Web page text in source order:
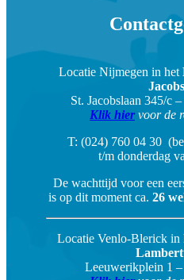
Locatie Nijmegen in het
St. Jacobslaan 345/c
Klik hier voor de
T: (024) 760 04 30
t/m donderdag
De wachttijd voor een
is op dit moment ca. 26
Locatie Venlo-Blerick in
Leeuwerikplein 1